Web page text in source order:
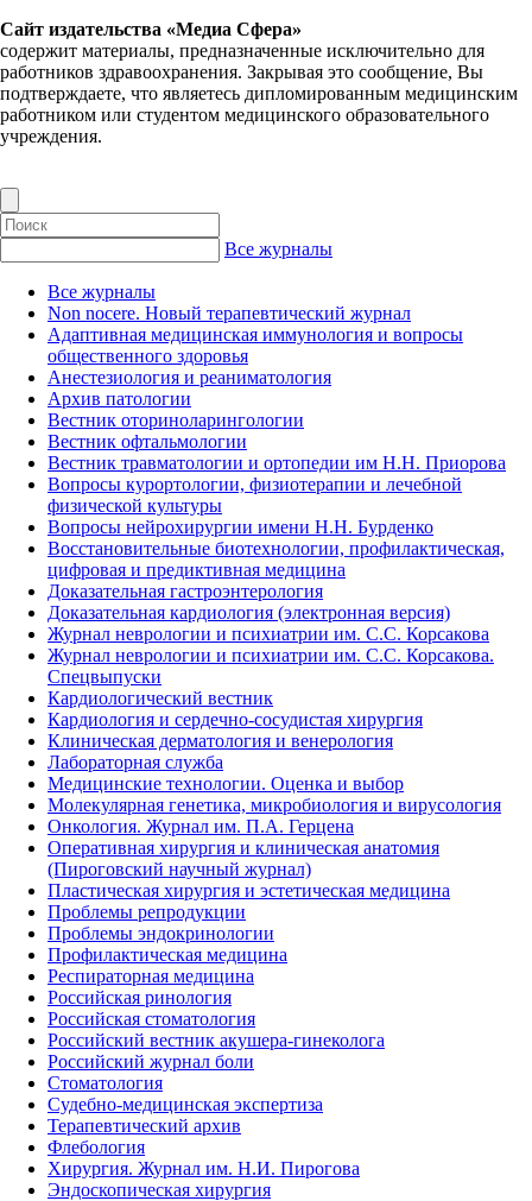
Сайт издательства «Медиа Сфера»
содержит материалы, предназначенные исключительно для
работников здравоохранения. Закрывая это сообщение, Вы
подтверждаете, что являетесь дипломированным медицинским
работником или студентом медицинского образовательного
учреждения.
Все журналы
Все журналы
Non nocere. Новый терапевтический журнал
Адаптивная медицинская иммунология и вопросы
общественного здоровья
Анестезиология и реаниматология
Архив патологии
Вестник оториноларингологии
Вестник офтальмологии
Вестник травматологии и ортопедии им Н.Н. Приорова
Вопросы курортологии, физиотерапии и лечебной
физической культуры
Вопросы нейрохирургии имени Н.Н. Бурденко
Восстановительные биотехнологии, профилактическая,
цифровая и предиктивная медицина
Доказательная гастроэнтерология
Доказательная кардиология (электронная версия)
Журнал неврологии и психиатрии им. С.С. Корсакова
Журнал неврологии и психиатрии им. С.С. Корсакова.
Спецвыпуски
Кардиологический вестник
Кардиология и сердечно-сосудистая хирургия
Клиническая дерматология и венерология
Лабораторная служба
Медицинские технологии. Оценка и выбор
Молекулярная генетика, микробиология и вирусология
Онкология. Журнал им. П.А. Герцена
Оперативная хирургия и клиническая анатомия
(Пироговский научный журнал)
Пластическая хирургия и эстетическая медицина
Проблемы репродукции
Проблемы эндокринологии
Профилактическая медицина
Респираторная медицина
Российская ринология
Российская стоматология
Российский вестник акушера-гинеколога
Российский журнал боли
Стоматология
Судебно-медицинская экспертиза
Терапевтический архив
Флебология
Хирургия. Журнал им. Н.И. Пирогова
Эндоскопическая хирургия